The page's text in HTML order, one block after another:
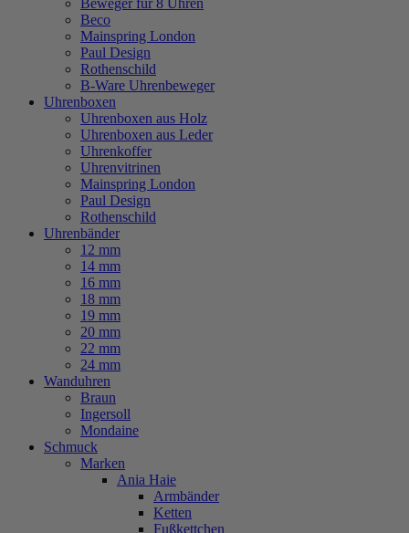
Beweger für 8 Uhren
Beco
Mainspring London
Paul Design
Rothenschild
B-Ware Uhrenbeweger
Uhrenboxen
Uhrenboxen aus Holz
Uhrenboxen aus Leder
Uhrenkoffer
Uhrenvitrinen
Mainspring London
Paul Design
Rothenschild
Uhrenbänder
12 mm
14 mm
16 mm
18 mm
19 mm
20 mm
22 mm
24 mm
Wanduhren
Braun
Ingersoll
Mondaine
Schmuck
Marken
Ania Haie
Armbänder
Ketten
Fußkettchen